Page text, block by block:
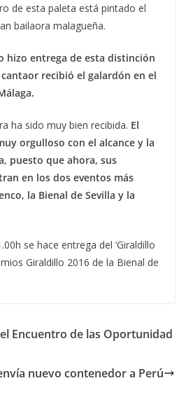
de esta paleta está pintado el
bailaora malagueña.
hizo entrega de esta distinción
recibió el galardón en el
ha sido muy bien recibida. El
orgulloso con el alcance y la
puesto que ahora, sus
en los dos eventos más
la Bienal de Sevilla y la
se hace entrega del ‘Giraldillo
Giraldillo 2016 de la Bienal de
Encuentro de las Oportunidad
nuevo contenedor a Perú